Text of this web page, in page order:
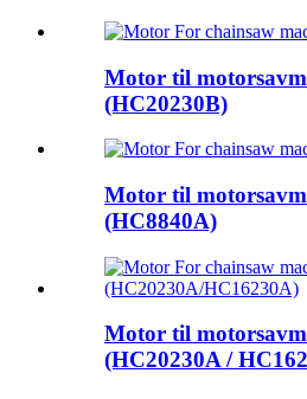
Motor til
(HC20230B)
Motor til
(HC8840A)
Motor til
(HC20230A /